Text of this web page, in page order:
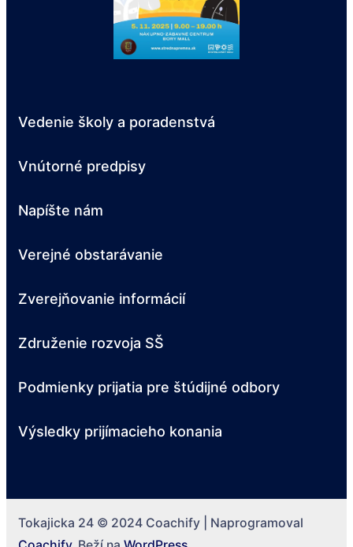
Vedenie školy a poradenstvá
Vnútorné predpisy
Napíšte nám
Verejné obstarávanie
Zverejňovanie informácií
Združenie rozvoja SŠ
Podmienky prijatia pre štúdijné odbory
Výsledky prijímacieho konania
Tokajicka 24 © 2024 Coachify | Naprogramoval